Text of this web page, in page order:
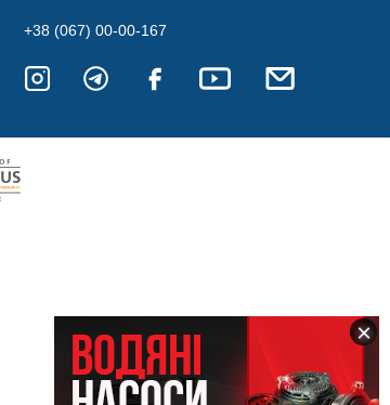
+38 (067) 00-00-167
×